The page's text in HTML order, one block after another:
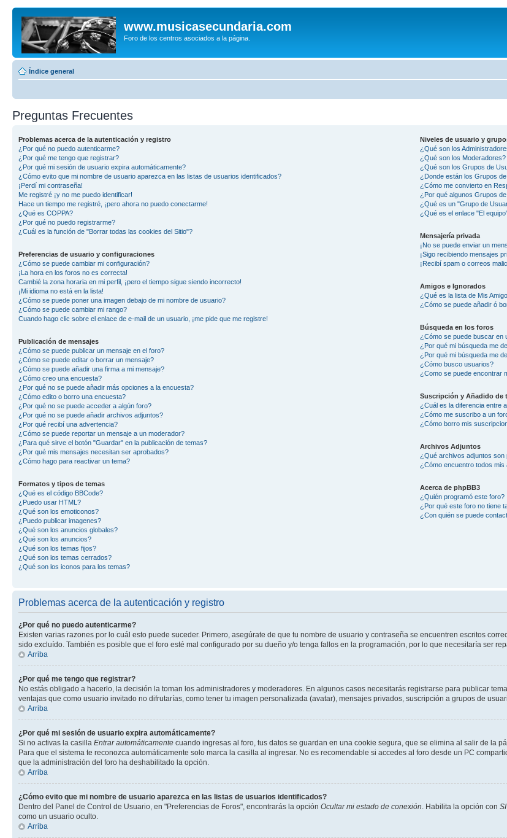
www.musicasecundaria.com
Foro de los centros asociados a la página.
Índice general
Preguntas Frecuentes
Problemas acerca de la autenticación y registro
¿Por qué no puedo autenticarme?
¿Por qué me tengo que registrar?
¿Por qué mi sesión de usuario expira automáticamente?
¿Cómo evito que mi nombre de usuario aparezca en las listas de usuarios identificados?
¡Perdí mi contraseña!
Me registré ¡y no me puedo identificar!
Hace un tiempo me registré, ¡pero ahora no puedo conectarme!
¿Qué es COPPA?
¿Por qué no puedo registrarme?
¿Cuál es la función de "Borrar todas las cookies del Sitio"?
Preferencias de usuario y configuraciones
¿Cómo se puede cambiar mi configuración?
¡La hora en los foros no es correcta!
Cambié la zona horaria en mi perfil, ¡pero el tiempo sigue siendo incorrecto!
¡Mi idioma no está en la lista!
¿Cómo se puede poner una imagen debajo de mi nombre de usuario?
¿Cómo se puede cambiar mi rango?
Cuando hago clic sobre el enlace de e-mail de un usuario, ¡me pide que me registre!
Publicación de mensajes
¿Cómo se puede publicar un mensaje en el foro?
¿Cómo se puede editar o borrar un mensaje?
¿Cómo se puede añadir una firma a mi mensaje?
¿Cómo creo una encuesta?
¿Por qué no se puede añadir más opciones a la encuesta?
¿Cómo edito o borro una encuesta?
¿Por qué no se puede acceder a algún foro?
¿Por qué no se puede añadir archivos adjuntos?
¿Por qué recibí una advertencia?
¿Cómo se puede reportar un mensaje a un moderador?
¿Para qué sirve el botón "Guardar" en la publicación de temas?
¿Por qué mis mensajes necesitan ser aprobados?
¿Cómo hago para reactivar un tema?
Formatos y tipos de temas
¿Qué es el código BBCode?
¿Puedo usar HTML?
¿Qué son los emoticonos?
¿Puedo publicar imagenes?
¿Qué son los anuncios globales?
¿Qué son los anuncios?
¿Qué son los temas fijos?
¿Qué son los temas cerrados?
¿Qué son los iconos para los temas?
Niveles de usuario y
¿Qué son los
¿Qué son los Moderadores?
¿Qué son los Grupos de
¿Donde están los Grupos
¿Cómo me convierto en
¿Por qué algunos Grupos
¿Qué es un "Grupo de
¿Qué es el enlace "El
Mensajería privada
¡No se puede enviar un
¡Sigo recibiendo mensajes
¡Recibí spam o correos
Amigos e Ignorados
¿Qué es la lista de Mis
¿Cómo se puede añadir ó
Búsqueda en los foros
¿Cómo se puede buscar en
¿Por qué mi búsqueda me
¿Por qué mi búsqueda me
¿Cómo busco usuarios?
¿Como se puede encontrar
Suscripción y Añadido de
¿Cuál es la diferencia entre
¿Cómo me suscribo a un
¿Cómo borro mis
Archivos Adjuntos
¿Qué archivos adjuntos son
¿Cómo encuentro todos
Acerca de phpBB3
¿Quién programó este foro?
¿Por qué este foro no tiene
¿Con quién se puede
Problemas acerca de la autenticación y registro
¿Por qué no puedo autenticarme?
Existen varias razones por lo cuál esto puede suceder. Primero, asegúrate de que tu nombre de usuario y contraseña se encuentren escritos
sido excluído. También es posible que el foro esté mal configurado por su dueño y/o tenga fallos en la programación, por lo que necesitaría ser
Arriba
¿Por qué me tengo que registrar?
No estás obligado a hacerlo, la decisión la toman los administradores y moderadores. En algunos casos necesitarás registrarse para publicar
ventajas que como usuario invitado no difrutarías, como tener tu imagen personalizada (avatar), mensajes privados, suscripción a grupos de
Arriba
¿Por qué mi sesión de usuario expira automáticamente?
Si no activas la casilla Entrar automáticamente cuando ingresas al foro, tus datos se guardan en una cookie segura, que se elimina al salir de la
Para que el sistema te reconozca automáticamente solo marca la casilla al ingresar. No es recomendable si accedes al foro desde un PC
que la administración del foro ha deshabilitado la opción.
Arriba
¿Cómo evito que mi nombre de usuario aparezca en las listas de usuarios identificados?
Dentro del Panel de Control de Usuario, en "Preferencias de Foros", encontrarás la opción Ocultar mi estado de conexión. Habilita la opción con SI
como un usuario oculto.
Arriba